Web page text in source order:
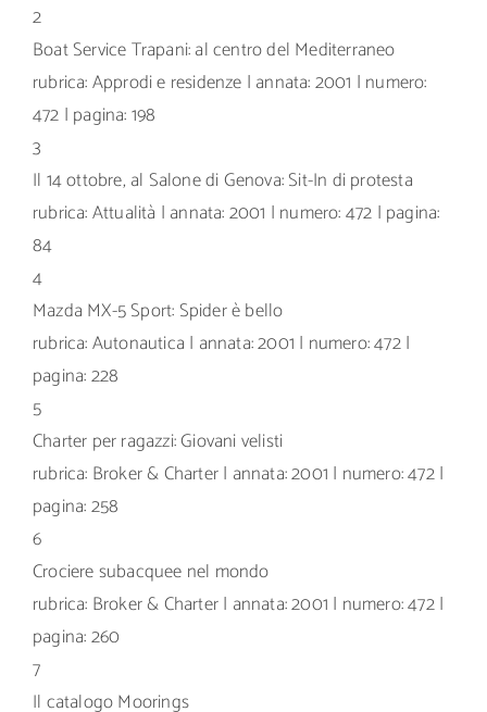
2
Boat Service Trapani: al centro del Mediterraneo
rubrica: Approdi e residenze | annata: 2001 | numero:
472 | pagina: 198
3
Il 14 ottobre, al Salone di Genova: Sit-In di protesta
rubrica: Attualità | annata: 2001 | numero: 472 | pagina:
84
4
Mazda MX-5 Sport: Spider è bello
rubrica: Autonautica | annata: 2001 | numero: 472 |
pagina: 228
5
Charter per ragazzi: Giovani velisti
rubrica: Broker & Charter | annata: 2001 | numero: 472 |
pagina: 258
6
Crociere subacquee nel mondo
rubrica: Broker & Charter | annata: 2001 | numero: 472 |
pagina: 260
7
Il catalogo Moorings